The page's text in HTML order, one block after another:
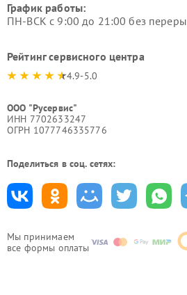
Мы принимаем
все формы оплаты
График работы:
ПН-ВСК с 9:00 до 21:00 без
Рейтинг сервисного центра
4.9-5.0
ООО "Русервис"
ИНН 7702633247
ОГРН 1077746335776
Поделиться в соц. сетях: